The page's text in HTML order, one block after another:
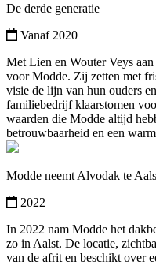
De derde generatie
Vanaf 2020
Met Lien en Wouter Veys
voor Modde. Zij zetten met
visie de lijn van hun ouders
familiebedrijf klaarstomen
waarden die Modde altijd
betrouwbaarheid en een
Modde neemt Alvodak te
2022
In 2022 nam Modde het
zo in Aalst. De locatie,
van de afrit en beschikt over